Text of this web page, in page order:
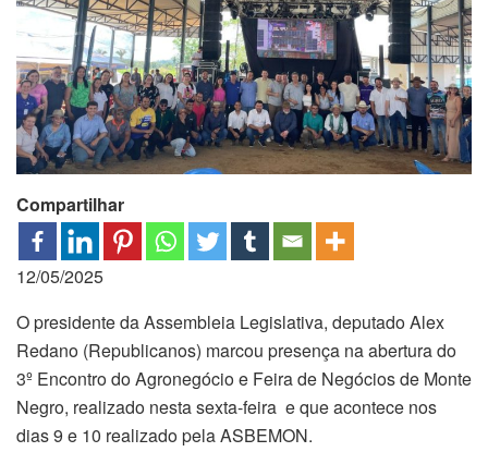
Compartilhar
12/05/2025
O presidente da Assembleia Legislativa, deputado Alex
Redano (Republicanos) marcou presença na abertura do
3º Encontro do Agronegócio e Feira de Negócios de Monte
Negro, realizado nesta sexta-feira e que acontece nos
dias 9 e 10 realizado pela ASBEMON.